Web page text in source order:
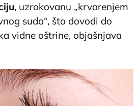
, uzrokovanu „krvarenjem
suda“, što dovodi do
vidne oštrine, objašnjava